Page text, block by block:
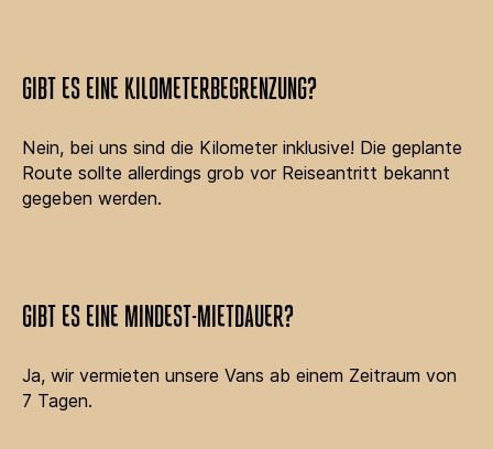
GIBT ES EINE KILOMETERBEGRENZUNG?
Nein, bei uns sind die Kilometer inklusive! Die geplante
Route sollte allerdings grob vor Reiseantritt bekannt
gegeben werden.
GIBT ES EINE MINDEST-MIETDAUER?
Ja, wir vermieten unsere Vans ab einem Zeitraum von
7 Tagen.